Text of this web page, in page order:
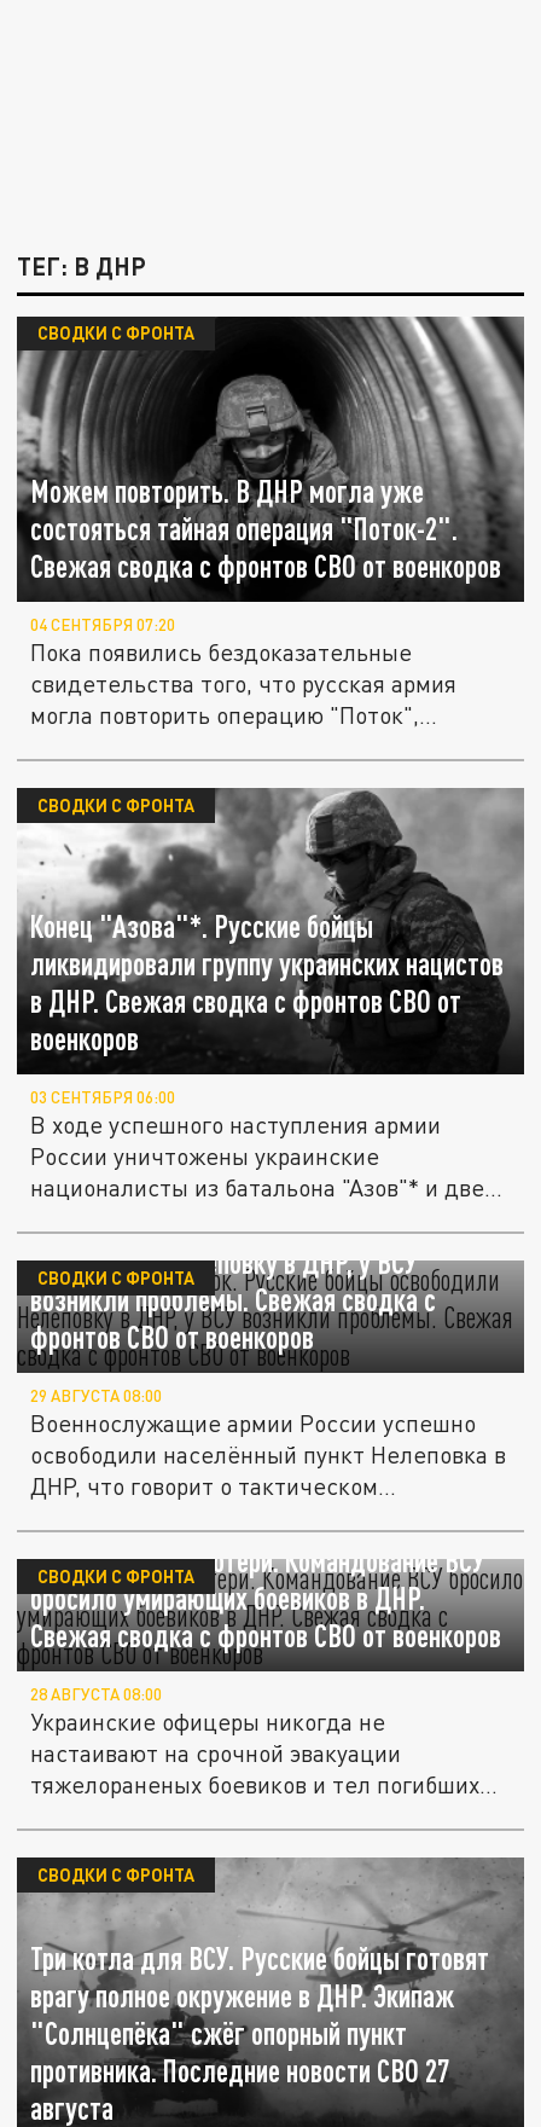
ТЕГ: В ДНР
Можем повторить. В ДНР могла уже
состояться тайная операция "Поток-2".
Свежая сводка с фронтов СВО от военкоров
СВОДКИ С ФРОНТА
04 СЕНТЯБРЯ 07:20
Пока появились бездоказательные
свидетельства того, что русская армия
могла повторить операцию "Поток",...
Конец "Азова"*. Русские бойцы
ликвидировали группу украинских нацистов
в ДНР. Свежая сводка с фронтов СВО от
военкоров
СВОДКИ С ФРОНТА
03 СЕНТЯБРЯ 06:00
В ходе успешного наступления армии
России уничтожены украинские
националисты из батальона "Азов"* и две...
Готов огневой мешок. Русские бойцы
освободили Нелеповку в ДНР, у ВСУ
возникли проблемы. Свежая сводка с
фронтов СВО от военкоров
СВОДКИ С ФРОНТА
29 АВГУСТА 08:00
Военнослужащие армии России успешно
освободили населённый пункт Нелеповка в
ДНР, что говорит о тактическом...
Безвозвратные потери. Командование ВСУ
бросило умирающих боевиков в ДНР.
Свежая сводка с фронтов СВО от военкоров
СВОДКИ С ФРОНТА
28 АВГУСТА 08:00
Украинские офицеры никогда не
настаивают на срочной эвакуации
тяжелораненых боевиков и тел погибших
Три котла для ВСУ. Русские бойцы готовят
врагу полное окружение в ДНР. Экипаж
"Солнцепёка" сжёг опорный пункт
противника. Последние новости СВО 27
августа
СВОДКИ С ФРОНТА